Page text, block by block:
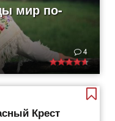
мир по-
4
Крест